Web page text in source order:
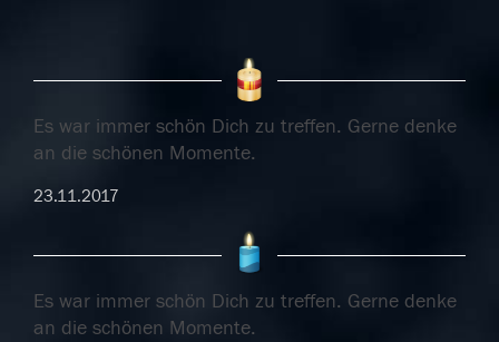
Es war immer schön Dich zu treffen. Gerne denke
an die schönen Momente.
23.11.2017
Es war immer schön Dich zu treffen. Gerne denke
an die schönen Momente.